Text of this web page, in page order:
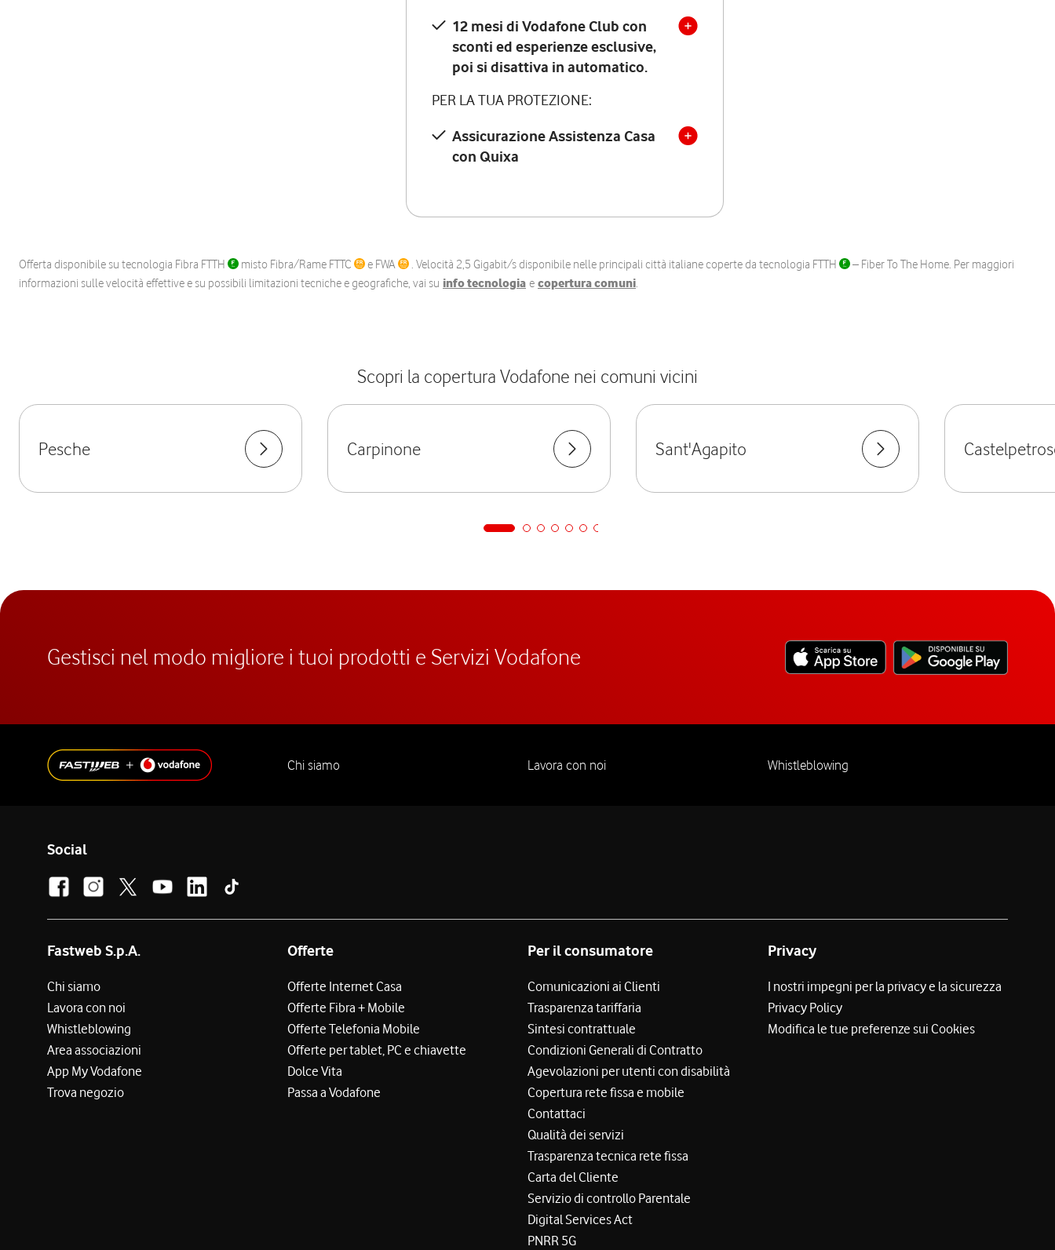
12 mesi di Vodafone Club con
sconti ed esperienze esclusive,
poi si disattiva in automatico.
PER LA TUA PROTEZIONE:
Assicurazione Assistenza Casa
con Quixa
Offerta disponibile su tecnologia Fibra FTTH misto Fibra/Rame FTTC e FWA . Velocità 2,5 Gigabit/s disponibile nelle principali città italiane coperte da tecnologia FTTH
– Fiber To The Home. Per maggiori
informazioni sulle velocità effettive e su possibili limitazioni tecniche e geografiche, vai su info tecnologia e copertura comuni.
Scopri la copertura Vodafone nei comuni vicini
Pesche Carpinone Sant'Agapito
Gestisci nel modo migliore i tuoi prodotti e Servizi Vodafone
Chi siamo Lavora con noi Whistleblowing
Social
Fastweb S.p.A.
Chi siamo
Lavora con noi
Whistleblowing
Area associazioni
App My Vodafone
Trova negozio
Offerte
Offerte Internet Casa
Offerte Fibra + Mobile
Offerte Telefonia Mobile
Offerte per tablet, PC e chiavette
Dolce Vita
Passa a Vodafone
Per il consumatore
Comunicazioni ai Clienti
Trasparenza tariffaria
Sintesi contrattuale
Condizioni Generali di Contratto
Agevolazioni per utenti con disabilità
Copertura rete fissa e mobile
Contattaci
Qualità dei servizi
Trasparenza tecnica rete fissa
Carta del Cliente
Servizio di controllo Parentale
Digital Services Act
PNRR 5G
Privacy
I nostri impegni per la privacy e la sicurezza
Privacy Policy
Modifica le tue preferenze sui Cookies